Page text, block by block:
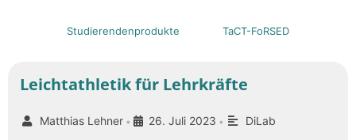
Studierendenprodukte TaCT-FoRSED
Leichtathletik für Lehrkräfte
Matthias Lehner • 26. Juli 2023 • DiLab